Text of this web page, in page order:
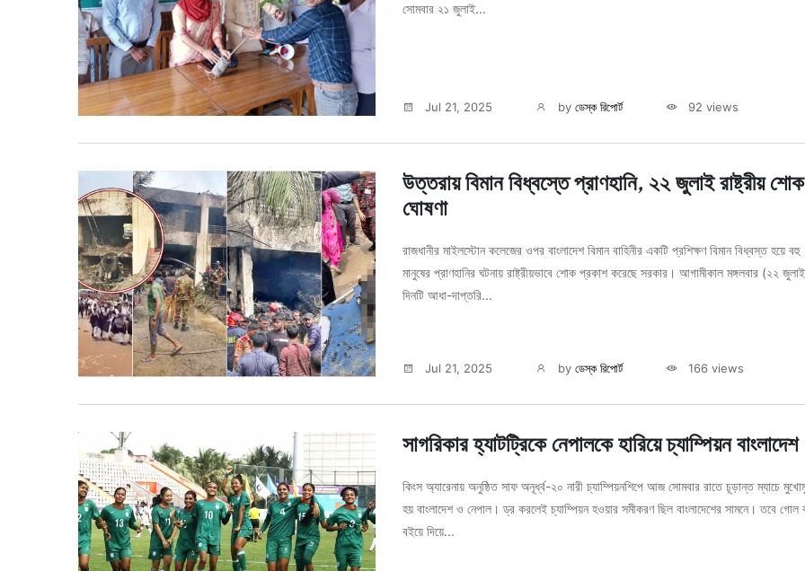
সোমবার ২১ জুলাই...
Jul 21, 2025 byডেস্ক রিপোর্ট 92 views
উত্তরায় বিমান বিধ্বস্তে প্রাণহানি, ২২ জুলাই রাষ্ট্রীয় শোক
ঘোষণা
রাজধানীর মাইলস্টোন কলেজের ওপর বাংলাদেশ বিমান বাহিনীর একটি প্রশিক্ষণ বিমান বিধ্বস্ত হয়ে বহু
মানুষের প্রাণহানির ঘটনায় রাষ্ট্রীয়ভাবে শোক প্রকাশ করেছে সরকার। আগামীকাল মঙ্গলবার (২২
দিনটি আধা-দাপ্তরি...
Jul 21, 2025 byডেস্ক রিপোর্ট 166 views
সাগরিকার হ্যাটট্রিকে নেপালকে হারিয়ে চ্যাম্পিয়ন বাংলাদেশ
কিংস অ্যারেনায় অনুষ্ঠিত সাফ অনূর্ধ্ব-২০ নারী চ্যাম্পিয়নশিপে আজ সোমবার রাতে চূড়ান্ত ম্যাচে
হয় বাংলাদেশ ও নেপাল। ড্র করলেই চ্যাম্পিয়ন হওয়ার সমীকরণ ছিল বাংলাদেশের সামনে। তবে গোল
বইয়ে দিয়ে...